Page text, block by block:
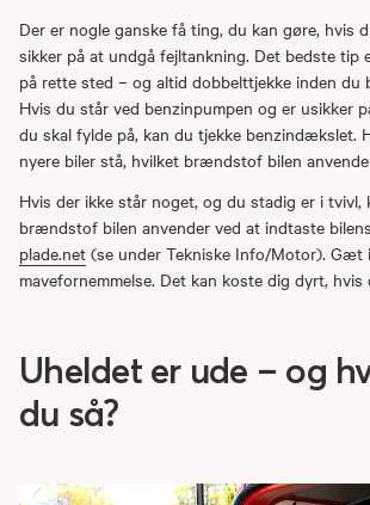
Der er nogle ganske få ting, du kan gøre, hvis
sikker på at undgå fejltankning. Det bedste tip
på rette sted – og altid dobbelttjekke inden du
Hvis du står ved benzinpumpen og er usikker
du skal fylde på, kan du tjekke benzindækslet.
nyere biler stå, hvilket brændstof bilen
Hvis der ikke står noget, og du stadig er i tvivl,
brændstof bilen anvender ved at indtaste
plade.net (se under Tekniske Info/Motor). Gæt
mavefornemmelse. Det kan koste dig dyrt,
Uheldet er ude – og
du så?